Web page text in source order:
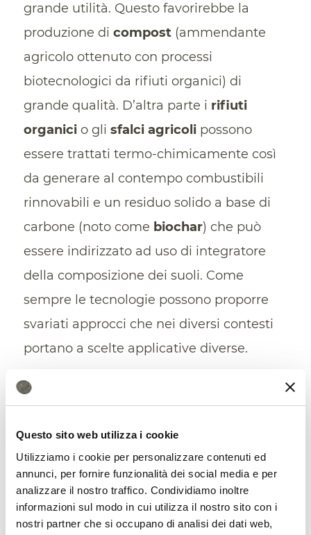
Questo sito web utilizza i cookie
Utilizziamo i cookie per personalizzare contenuti ed
annunci, per fornire funzionalità dei social media e per
analizzare il nostro traffico. Condividiamo inoltre
informazioni sul modo in cui utilizza il nostro sito con i
nostri partner che si occupano di analisi dei dati web,
grande utilità. Questo favorirebbe la
produzione di compost(ammendante
agricolo ottenuto con processi
biotecnologici da rifiuti organici) di
grande qualità. D’altra parte i rifiuti
organicio gli sfalci agricolipossono
essere trattati termo-chimicamente così
da generare al contempo combustibili
rinnovabili e un residuo solido a base di
carbone (noto come biochar) che può
essere indirizzato ad uso di integratore
della composizione dei suoli. Come
sempre le tecnologie possono proporre
svariati approcci che nei diversi contesti
portano a scelte applicative diverse.
Quali sono le tecnologie più
promettenti ed efficaci per
assorbimento della CO2 dei suoli?
Innanzitutto la fotosintesi è il
meccanismo principe con cui la natura
cattura questa molecola per convertirla in